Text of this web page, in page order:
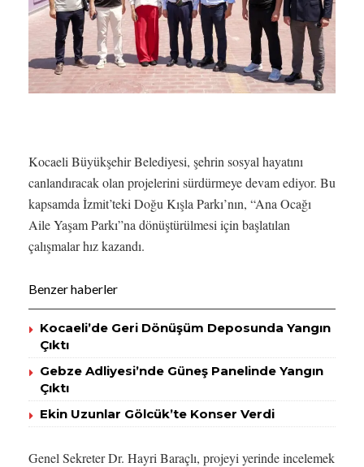
Kocaeli Büyükşehir Belediyesi, şehrin sosyal hayatını
canlandıracak olan projelerini sürdürmeye devam ediyor. Bu
kapsamda İzmit’teki Doğu Kışla Parkı’nın, “Ana Ocağı
Aile Yaşam Parkı”na dönüştürülmesi için başlatılan
çalışmalar hız kazandı.
Benzer haberler
Kocaeli’de Geri Dönüşüm Deposunda Yangın
Çıktı
Gebze Adliyesi’nde Güneş Panelinde Yangın
Çıktı
Ekin Uzunlar Gölcük’te Konser Verdi
Genel Sekreter Dr. Hayri Baraçlı, projeyi yerinde incelemek